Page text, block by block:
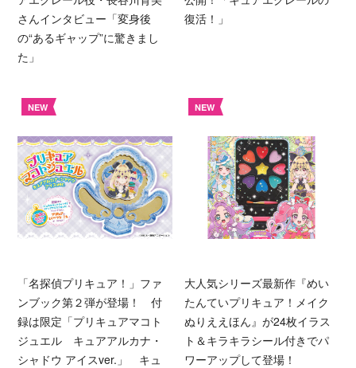
さんインタビュー「変身後
の“あるギャップ”に驚きまし
た」
復活！」
NEW
「名探偵プリキュア！」ファ
ンブック第２弾が登場！ 付
録は限定「プリキュアマコト
ジュエル キュアアルカナ・
シャドウ アイスver.」 キュ
NEW
大人気シリーズ最新作『めい
たんていプリキュア！メイク
ぬりええほん』が24枚イラス
ト＆キラキラシール付きでパ
ワーアップして登場！